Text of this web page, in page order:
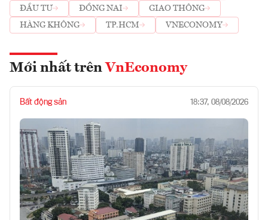
ĐẦU TƯ
ĐỒNG NAI
GIAO THÔNG
HÀNG KHÔNG
TP.HCM VNECONOMY
Mới nhất trên VnEconomy
Bất động sản 18:37, 08/08/2026